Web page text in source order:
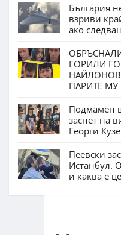
България
взриви
ако
ГОРИЛИ
НАЙЛОНОВ
ПАРИТЕ
Подмамен
заснет на
Георги
Пеевски
Истанбул.
и каква е